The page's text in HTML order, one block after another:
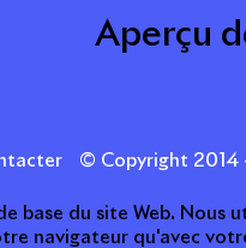
© Copyright 2014
Aperçu
du site Web. Nous
navigateur qu'avec